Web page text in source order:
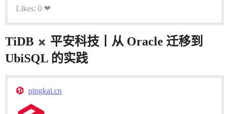
Likes: 0 ❤
TiDB
平安科技丨从 Oracle 迁移到
UbiSQL 的实践
pingkai.cn